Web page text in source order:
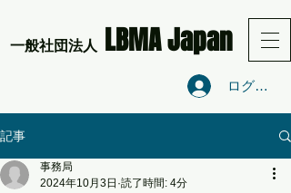
​一般社団法人 LBMA Japan
ログイン
記事
事務局
2024年10月3日 読了時間: 4分